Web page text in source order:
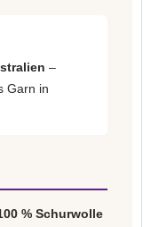
–
Garn in
% Schurwolle